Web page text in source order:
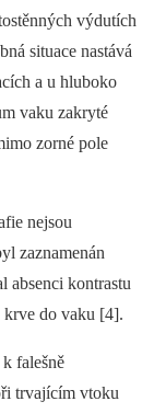
výdutích
situace nastává
a u hluboko
vaku zakryté
zorné pole
nejsou
zaznamenán
absenci kontrastu
do vaku [4].
falešně
trvajícím vtoku